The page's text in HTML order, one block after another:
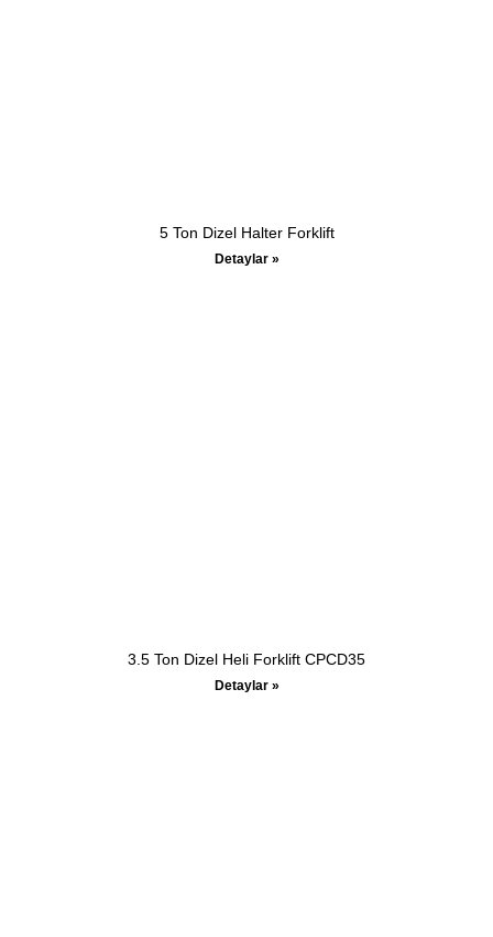
5 Ton Dizel Halter Forklift
Detaylar »
3.5 Ton Dizel Heli Forklift CPCD35
Detaylar »